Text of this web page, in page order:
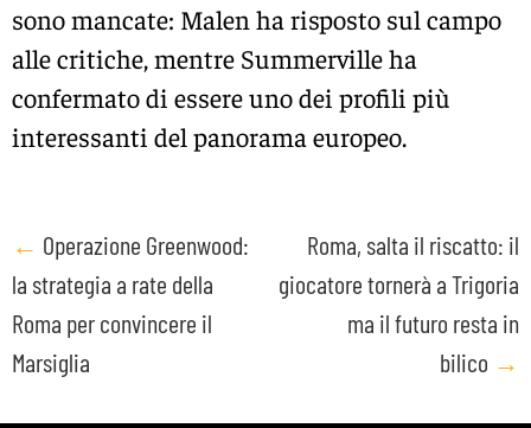
sono mancate: Malen ha risposto sul campo
alle critiche, mentre Summerville ha
confermato di essere uno dei profili più
interessanti del panorama europeo.
Post
navigation
← Operazione Greenwood:
la strategia a rate della
Roma per convincere il
Marsiglia
Roma, salta il riscatto: il
giocatore tornerà a Trigoria
ma il futuro resta in
bilico →